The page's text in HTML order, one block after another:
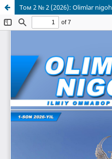
Том 2 № 2 (2026): Olimlar